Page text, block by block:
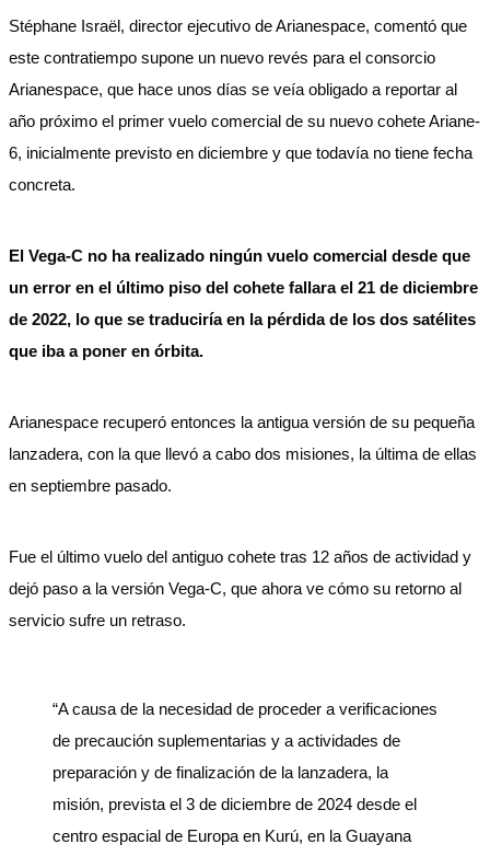
Stéphane Israël, director ejecutivo de Arianespace, comentó que
este contratiempo supone un nuevo revés para el consorcio
Arianespace, que hace unos días se veía obligado a reportar al
año próximo el primer vuelo comercial de su nuevo cohete Ariane-
6, inicialmente previsto en diciembre y que todavía no tiene fecha
concreta.
El Vega-C no ha realizado ningún vuelo comercial desde que
un error en el último piso del cohete fallara el 21 de diciembre
de 2022, lo que se traduciría en la pérdida de los dos satélites
que iba a poner en órbita.
Arianespace recuperó entonces la antigua versión de su pequeña
lanzadera, con la que llevó a cabo dos misiones, la última de ellas
en septiembre pasado.
Fue el último vuelo del antiguo cohete tras 12 años de actividad y
dejó paso a la versión Vega-C, que ahora ve cómo su retorno al
servicio sufre un retraso.
“A causa de la necesidad de proceder a verificaciones
de precaución suplementarias y a actividades de
preparación y de finalización de la lanzadera, la
misión, prevista el 3 de diciembre de 2024 desde el
centro espacial de Europa en Kurú, en la Guayana